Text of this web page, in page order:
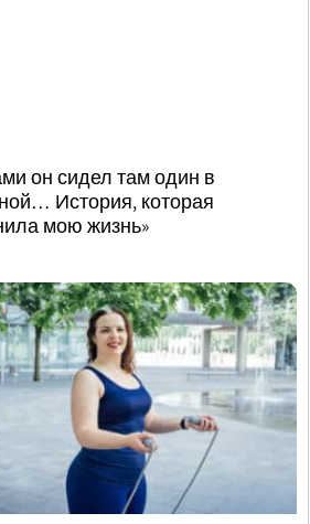
он сидел там один в
История, которая
мою жизнь»